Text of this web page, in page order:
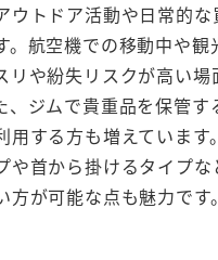
ウトドア活動や日常的な
。航空機での移動中や観
リや紛失リスクが高い場
、ジムで貴重品を保管す
用する方も増えています
や首から掛けるタイプな
方が可能な点も魅力です。